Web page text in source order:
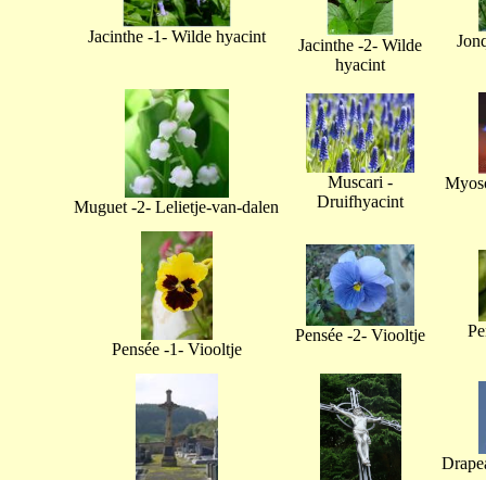
Jacinthe -1- Wilde hyacint
Jacinthe -2- Wilde
hyacint
Muguet -2- Lelietje-van-dalen
Muscari -
Druifhyacint
Pensée -1- Viooltje
Pensée -2- Viooltje